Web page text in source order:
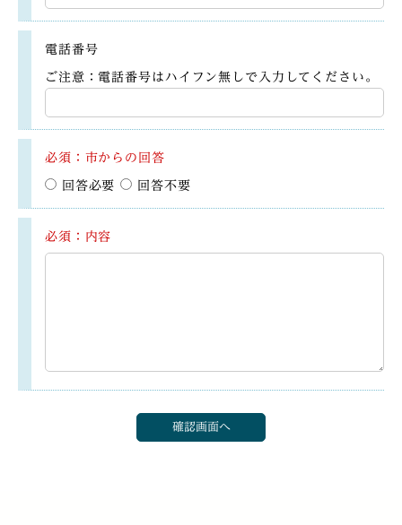
電話番号
ご注意：電話番号はハイフン無しで入力してください。
必須：市からの回答
回答必要 回答不要
必須：内容